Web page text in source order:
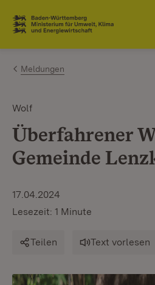
Zum Inhalt springen
Link zur Startseite
Meldungen
Wolf
Überfahrener
Gemeinde
17.04.2024
Lesezeit: 1 Minute
Teilen Text vorlesen